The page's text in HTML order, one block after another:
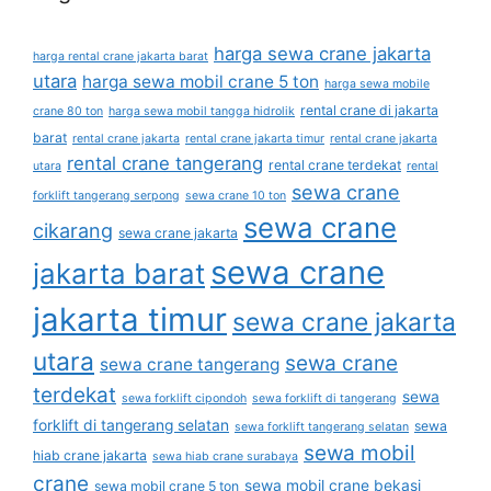
harga rental crane jakarta barat harga sewa crane jakarta
utara harga sewa mobil crane 5 ton harga sewa mobile
crane 80 ton harga sewa mobil tangga hidrolik rental crane di jakarta
barat rental crane jakarta rental crane jakarta timur rental crane jakarta
utara rental crane tangerang rental crane terdekat rental
forklift tangerang serpong sewa crane 10 ton sewa crane
cikarang sewa crane jakarta sewa crane
jakarta baratsewa crane
jakarta timur sewa crane jakarta
utara sewa crane tangerang sewa crane
terdekat sewa forklift cipondoh sewa forklift di tangerang sewa
forklift di tangerang selatan sewa forklift tangerang selatan sewa
hiab crane jakarta sewa hiab crane surabaya sewa mobil
crane sewa mobil crane 5 ton sewa mobil crane bekasi